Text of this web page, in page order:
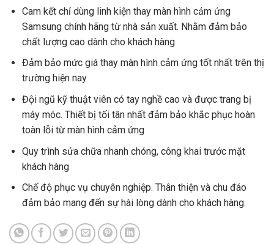
Cam kết chỉ dùng linh kiện thay màn hình cảm ứng
Samsung chính hãng từ nhà sản xuất. Nhằm đảm bảo
chất lượng cao dành cho khách hàng
Đảm bảo mức giá thay màn hình cảm ứng tốt nhất trên thị
trường hiện nay
Đội ngũ kỹ thuật viên có tay nghề cao và được trang bị
máy móc. Thiết bị tối tân nhất đảm bảo khắc phục hoàn
toàn lỗi từ màn hình cảm ứng
Quy trình sửa chữa nhanh chóng, công khai trước mặt
khách hàng
Chế độ phục vụ chuyên nghiệp. Thân thiện và chu đáo
đảm bảo mang đến sự hài lòng dành cho khách hàng.